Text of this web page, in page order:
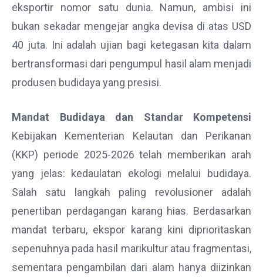
eksportir nomor satu dunia. Namun, ambisi ini
bukan sekadar mengejar angka devisa di atas USD
40 juta. Ini adalah ujian bagi ketegasan kita dalam
bertransformasi dari pengumpul hasil alam menjadi
produsen budidaya yang presisi.
Mandat Budidaya dan Standar Kompetensi
Kebijakan Kementerian Kelautan dan Perikanan
(KKP) periode 2025-2026 telah memberikan arah
yang jelas: kedaulatan ekologi melalui budidaya.
Salah satu langkah paling revolusioner adalah
penertiban perdagangan karang hias. Berdasarkan
mandat terbaru, ekspor karang kini diprioritaskan
sepenuhnya pada hasil marikultur atau fragmentasi,
sementara pengambilan dari alam hanya diizinkan